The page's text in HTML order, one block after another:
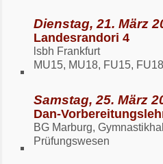
Dienstag, 21. März
Landesrandori 4
lsbh Frankfurt
MU15, MU18, FU15,
Samstag, 25. März
Dan-
BG Marburg,
Prüfungswesen